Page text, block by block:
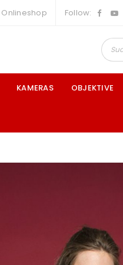
Onlineshop Follow:
KAMERAS OBJEKTIVE